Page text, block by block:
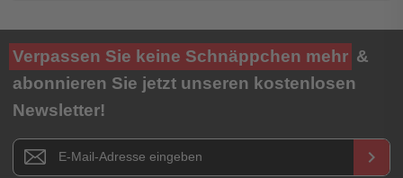
Verpassen Sie keine Schnäppchen mehr &
abonnieren Sie jetzt unseren kostenlosen
Newsletter!
Newsletter E-Mail Adresse keyboard_arrow_right